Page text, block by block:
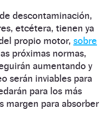
descontaminación,
etcétera, tienen ya
propio motor, sobre
próximas normas,
aumentando y
serán inviables para
para los más
margen para absorber